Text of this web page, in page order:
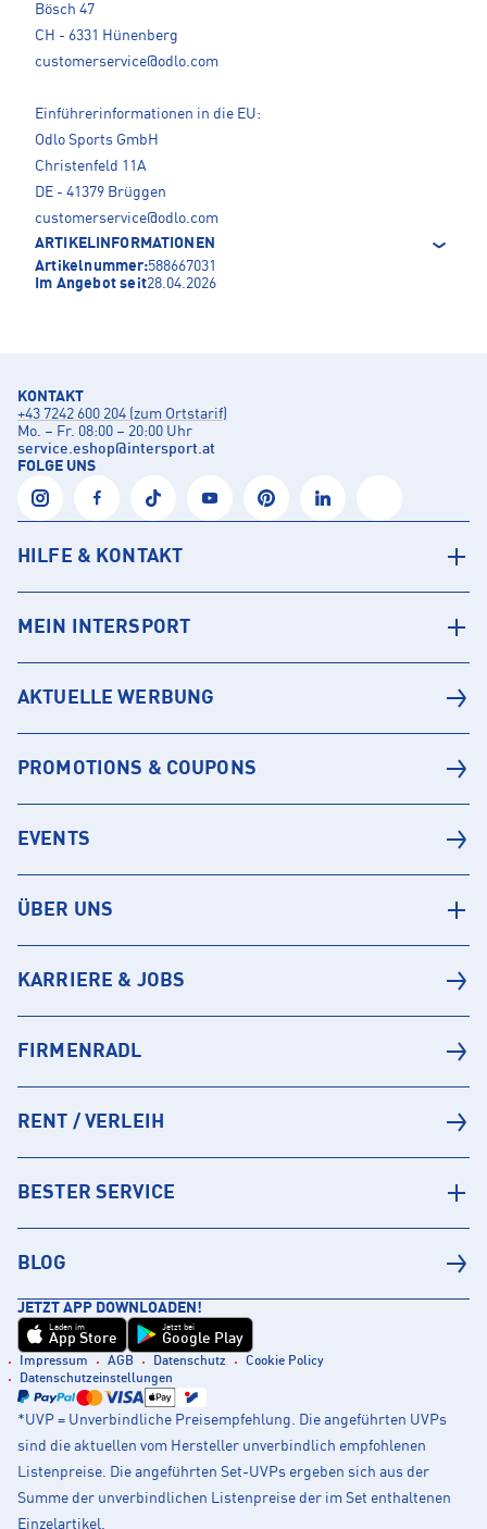
Bösch 47
CH - 6331 Hünenberg
customerservice@odlo.com
Einführerinformationen in die EU:
Odlo Sports GmbH
Christenfeld 11A
DE - 41379 Brüggen
customerservice@odlo.com
ARTIKELINFORMATIONEN
Artikelnummer:588667031
Im Angebot seit28.04.2026
KONTAKT
+43 7242 600 204 (zum Ortstarif)
Mo. – Fr. 08:00 – 20:00 Uhr
service.eshop@intersport.at
FOLGE UNS
HILFE & KONTAKT
MEIN INTERSPORT
AKTUELLE WERBUNG
PROMOTIONS & COUPONS
EVENTS
ÜBER UNS
KARRIERE & JOBS
FIRMENRADL
RENT / VERLEIH
BESTER SERVICE
BLOG
JETZT APP DOWNLOADEN!
Laden im
App Store
Jetzt bei
Google Play
Impressum AGB Datenschutz
Cookie Policy
Datenschutzeinstellungen
*UVP = Unverbindliche Preisempfehlung. Die angeführten UVPs
sind die aktuellen vom Hersteller unverbindlich empfohlenen
Listenpreise. Die angeführten Set-UVPs ergeben sich aus der
Summe der unverbindlichen Listenpreise der im Set enthaltenen
Einzelartikel.